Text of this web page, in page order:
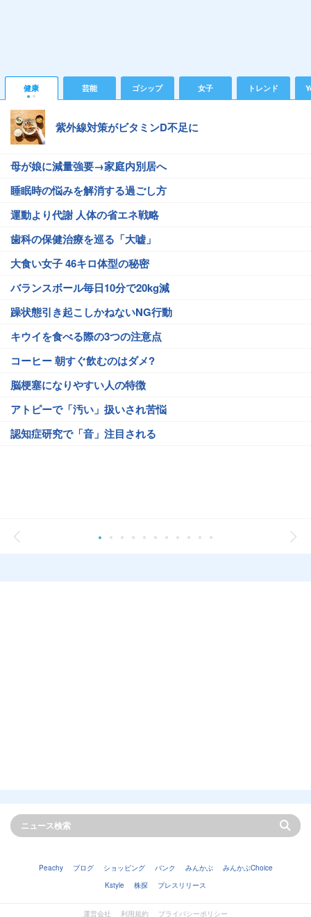
健康 芸能 ゴシップ 女子 トレンド
紫外線対策がビタミンD不足に
母が娘に減量強要→家庭内別居へ
睡眠時の悩みを解消する過ごし方
運動より代謝 人体の省エネ戦略
歯科の保健治療を巡る「大嘘」
大食い女子 46キロ体型の秘密
バランスボール毎日10分で20kg減
躁状態引き起こしかねないNG行動
キウイを食べる際の3つの注意点
コーヒー 朝すぐ飲むのはダメ?
脳梗塞になりやすい人の特徴
アトピーで「汚い」扱いされ苦悩
認知症研究で「音」注目される
Peachy ブログ ショッピング バンク みんかぶ
みんかぶChoice
Kstyle
株探 プレスリリース
運営会社 利用規約 プライバシーポリシー